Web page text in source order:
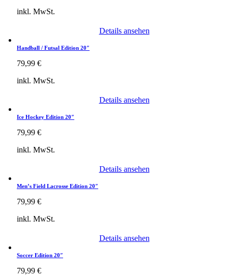
inkl. MwSt.
Details ansehen
Handball / Futsal Edition 20″
79,99 €
inkl. MwSt.
Details ansehen
Ice Hockey Edition 20″
79,99 €
inkl. MwSt.
Details ansehen
Men’s Field Lacrosse Edition 20″
79,99 €
inkl. MwSt.
Details ansehen
Soccer Edition 20″
79,99 €